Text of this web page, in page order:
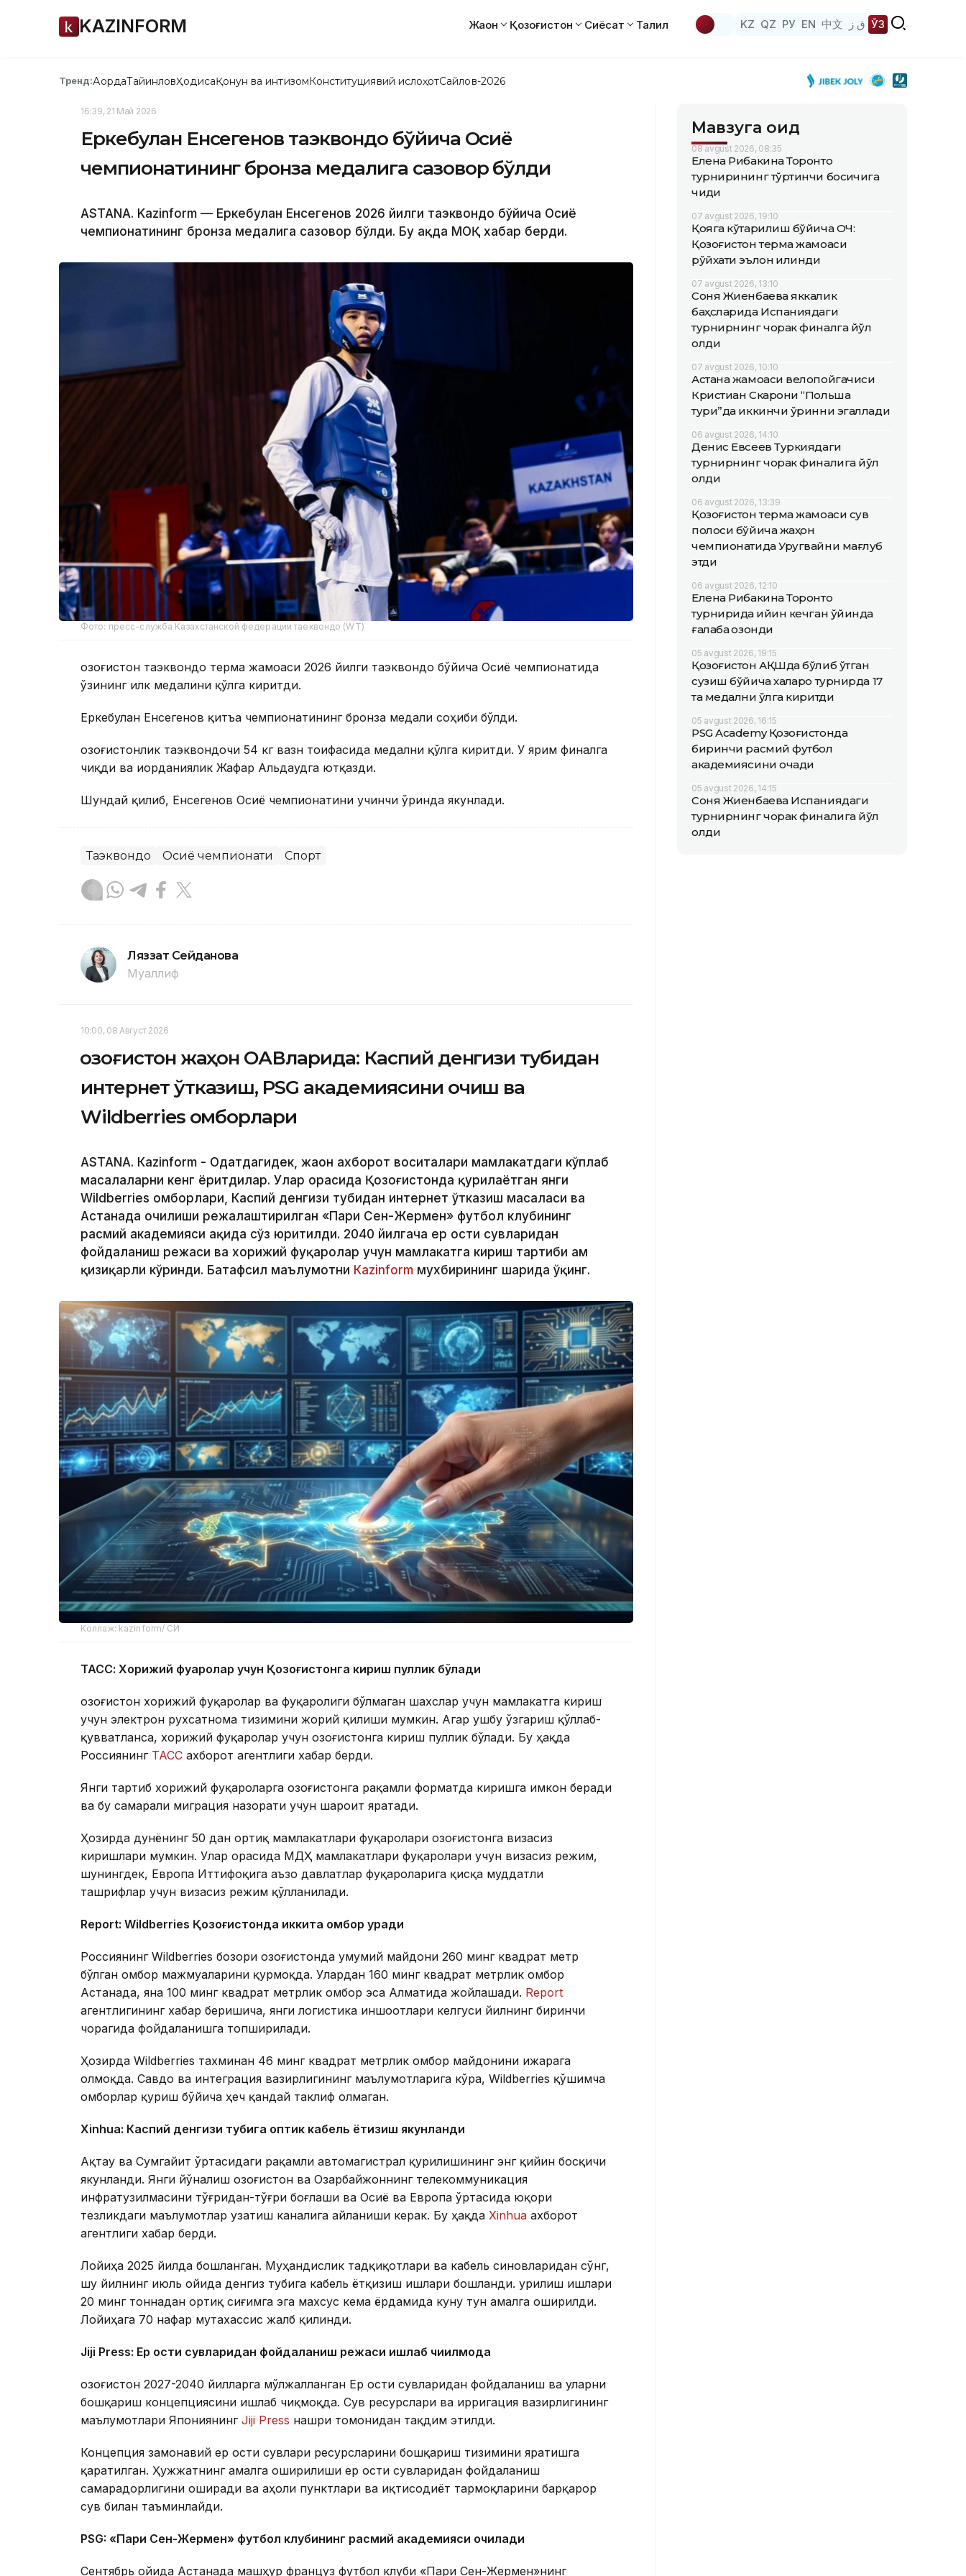
KAZINFORM Жаҳон Қозоғистон Сиёсат Таҳлил KZ QZ РУ EN 中文 ق ز ЎЗ
Тренд:АқордаТайинловҲодисаҚонун ва интизомКонституциявий ислоҳотСайлов-2026
16:39, 21 Май 2026
Еркебулан Енсегенов таэквондо бўйича Осиё
чемпионатининг бронза медалига сазовор бўлди
ASTANA. Kazinform — Еркебулан Енсегенов 2026 йилги таэквондо бўйича Осиё
чемпионатининг бронза медалига сазовор бўлди. Бу ҳақда МОҚ хабар берди.
Фото: пресс-служба Казахстанской федерации таеквондо (WT)
Қозоғистон таэквондо терма жамоаси 2026 йилги таэквондо бўйича Осиё чемпионатида
ўзининг илк медалини қўлга киритди.
Еркебулан Енсегенов қитъа чемпионатининг бронза медали соҳиби бўлди.
Қозоғистонлик таэквондочи 54 кг вазн тоифасида медални қўлга киритди. У ярим финалга
чиқди ва иорданиялик Жафар Альдаудга ютқазди.
Шундай қилиб, Енсегенов Осиё чемпионатини учинчи ўринда якунлади.
Таэквондо Осиё чемпионати Спорт
Ляззат Сейданова
Муаллиф
10:00, 08 Август 2026
Қозоғистон жаҳон ОАВларида: Каспий денгизи тубидан
интернет ўтказиш, PSG академиясини очиш ва
Wildberries омборлари
ASTANА. Кazinform - Одатдагидек, жаҳон ахборот воситалари мамлакатдаги кўплаб
масалаларни кенг ёритдилар. Улар орасида Қозоғистонда қурилаётган янги
Wildberries омборлари, Каспий денгизи тубидан интернет ўтказиш масаласи ва
Астанада очилиши режалаштирилган «Пари Сен-Жермен» футбол клубининг
расмий академияси ҳақида сўз юритилди. 2040 йилгача ер ости сувларидан
фойдаланиш режаси ва хорижий фуқаролар учун мамлакатга кириш тартиби ҳам
қизиқарли кўринди. Батафсил маълумотни Кazinform мухбирининг шарҳида ўқинг.
Коллаж: kazinform/ СИ
ТАСС: Хорижий фуқаролар учун Қозоғистонга кириш пуллик бўлади
Қозоғистон хорижий фуқаролар ва фуқаролиги бўлмаган шахслар учун мамлакатга кириш
учун электрон рухсатнома тизимини жорий қилиши мумкин. Агар ушбу ўзгариш қўллаб-
қувватланса, хорижий фуқаролар учун Қозоғистонга кириш пуллик бўлади. Бу ҳақда
Россиянинг ТАСС ахборот агентлиги хабар берди.
Янги тартиб хорижий фуқароларга Қозоғистонга рақамли форматда киришга имкон беради
ва бу самарали миграция назорати учун шароит яратади.
Ҳозирда дунёнинг 50 дан ортиқ мамлакатлари фуқаролари Қозоғистонга визасиз
киришлари мумкин. Улар орасида МДҲ мамлакатлари фуқаролари учун визасиз режим,
шунингдек, Европа Иттифоқига аъзо давлатлар фуқароларига қисқа муддатли
ташрифлар учун визасиз режим қўлланилади.
Report: Wildberries Қозоғистонда иккита омбор қуради
Россиянинг Wildberries бозори Қозоғистонда умумий майдони 260 минг квадрат метр
бўлган омбор мажмуаларини қурмоқда. Улардан 160 минг квадрат метрлик омбор
Астанада, яна 100 минг квадрат метрлик омбор эса Алматида жойлашади. Report
агентлигининг хабар беришича, янги логистика иншоотлари келгуси йилнинг биринчи
чорагида фойдаланишга топширилади.
Ҳозирда Wildberries тахминан 46 минг квадрат метрлик омбор майдонини ижарага
олмоқда. Савдо ва интеграция вазирлигининг маълумотларига кўра, Wildberries қўшимча
омборлар қуриш бўйича ҳеч қандай таклиф олмаган.
Xinhuа: Каспий денгизи тубига оптик кабель ётқизиш якунланди
Ақтау ва Сумгайит ўртасидаги рақамли автомагистрал қурилишининг энг қийин босқичи
якунланди. Янги йўналиш Қозоғистон ва Озарбайжоннинг телекоммуникация
инфратузилмасини тўғридан-тўғри боғлаши ва Осиё ва Европа ўртасида юқори
тезликдаги маълумотлар узатиш каналига айланиши керак. Бу ҳақда Xinhua ахборот
агентлиги хабар берди.
Лойиҳа 2025 йилда бошланган. Муҳандислик тадқиқотлари ва кабель синовларидан сўнг,
шу йилнинг июль ойида денгиз тубига кабель ётқизиш ишлари бошланди. Қурилиш ишлари
20 минг тоннадан ортиқ сиғимга эга махсус кема ёрдамида куну тун амалга оширилди.
Лойиҳага 70 нафар мутахассис жалб қилинди.
Jiji Press: Ер ости сувларидан фойдаланиш режаси ишлаб чиқилмоқда
Қозоғистон 2027-2040 йилларга мўлжалланган Ер ости сувларидан фойдаланиш ва уларни
бошқариш концепциясини ишлаб чиқмоқда. Сув ресурслари ва ирригация вазирлигининг
маълумотлари Япониянинг Jiji Press нашри томонидан тақдим этилди.
Концепция замонавий ер ости сувлари ресурсларини бошқариш тизимини яратишга
қаратилган. Ҳужжатнинг амалга оширилиши ер ости сувларидан фойдаланиш
самарадорлигини оширади ва аҳоли пунктлари ва иқтисодиёт тармоқларини барқарор
сув билан таъминлайди.
PSG: «Пари Сен-Жермен» футбол клубининг расмий академияси очилади
Сентябрь ойида Астанада машҳур француз футбол клуби «Пари Сен-Жермен»нинг
Мавзуга оид
08 avgust 2026, 08:35
Елена Рибакина Торонто
турнирининг тўртинчи босқичига
чиқди
07 avgust 2026, 19:10
Қояга кўтарилиш бўйича ОЧ:
Қозоғистон терма жамоаси
рўйхати эълон қилинди
07 avgust 2026, 13:10
Соня Жиенбаева яккалик
баҳсларида Испаниядаги
турнирнинг чорак финалга йўл
олди
07 avgust 2026, 10:10
Астана жамоаси велопойгачиси
Кристиан Скарони “Польша
тури”да иккинчи ўринни эгаллади
06 avgust 2026, 14:10
Денис Евсеев Туркиядаги
турнирнинг чорак финалига йўл
олди
06 avgust 2026, 13:39
Қозоғистон терма жамоаси сув
полоси бўйича жаҳон
чемпионатида Уругвайни мағлуб
этди
06 avgust 2026, 12:10
Елена Рибакина Торонто
турнирида қийин кечган ўйинда
ғалаба қозонди
05 avgust 2026, 19:15
Қозоғистон АҚШда бўлиб ўтган
сузиш бўйича халқаро турнирда 17
та медални қўлга киритди
05 avgust 2026, 16:15
PSG Academy Қозоғистонда
биринчи расмий футбол
академиясини очади
05 avgust 2026, 14:15
Соня Жиенбаева Испаниядаги
турнирнинг чорак финалига йўл
олди